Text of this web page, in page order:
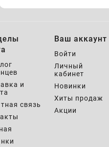
и
связь
Ваш аккаунт
Войти
Личный
кабинет
Новинки
Хиты продаж
Акции